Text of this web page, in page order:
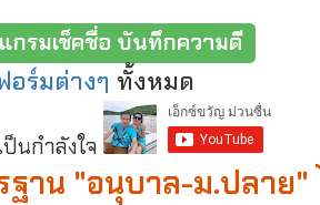
กรมเช็คชื่อ บันทึกความดี
อร์มต่างๆ ทั้งหมด
นกำลังใจ
ฐาน "อนุบาล-ม.ปลาย"